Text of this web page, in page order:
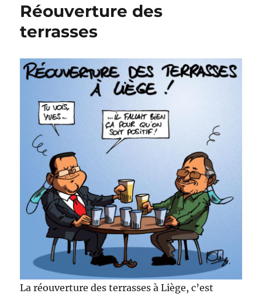
Réouverture des
terrasses
La réouverture des terrasses à Liège, c’est